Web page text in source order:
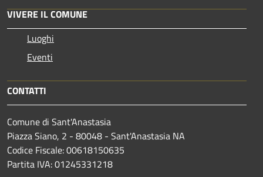
VIVERE IL COMUNE
Luoghi
Eventi
CONTATTI
Comune di Sant'Anastasia
Piazza Siano, 2 - 80048 - Sant'Anastasia NA
Codice Fiscale: 00618150635
Partita IVA: 01245331218